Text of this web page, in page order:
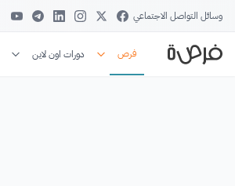
وسائل التواصل الاجتماعي
فرص دورات اون لاين